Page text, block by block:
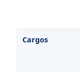
Cargos